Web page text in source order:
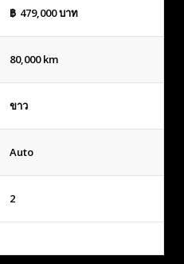
฿ 479,000บาท
80,000 km
ขาว
Auto
2